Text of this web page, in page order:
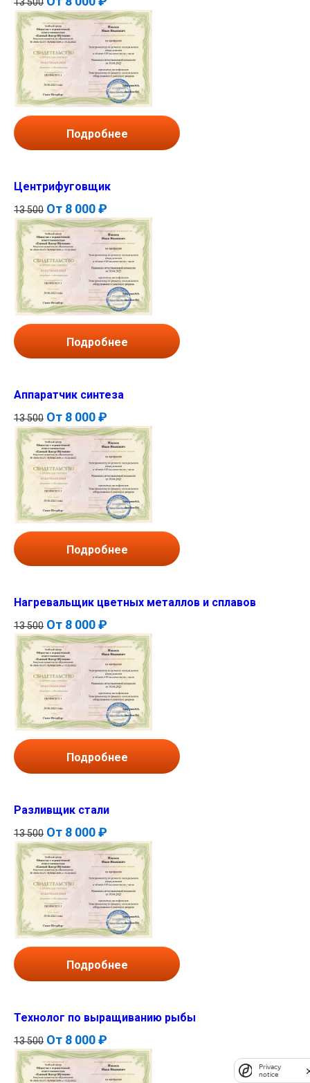
Подробнее
Центрифуговщик
13 500 От 8 000 ₽
Подробнее
Аппаратчик синтеза
13 500 От 8 000 ₽
Подробнее
Нагревальщик цветных металлов и сплавов
13 500 От 8 000 ₽
Подробнее
Разливщик стали
13 500 От 8 000 ₽
Подробнее
Технолог по выращиванию рыбы
13 500 От 8 000 ₽
Privacy
notice